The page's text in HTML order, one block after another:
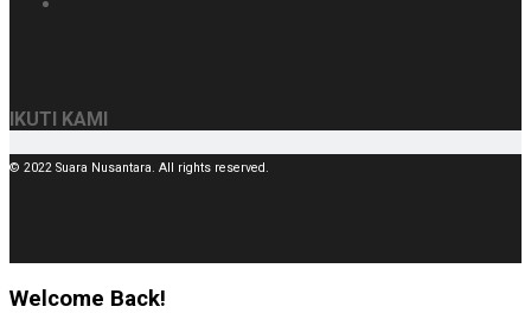
IKUTI KAMI
© 2022 Suara Nusantara. All rights reserved.
Welcome Back!